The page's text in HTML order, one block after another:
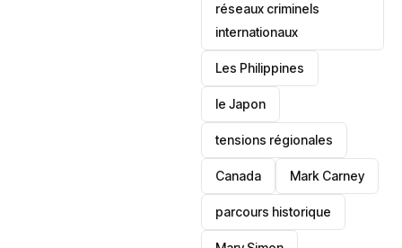
réseaux criminels
internationaux
‎Les Philippines
le Japon
tensions régionales
Canada Mark Carney
parcours historique